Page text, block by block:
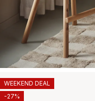
WEEKEND DEAL
-27%